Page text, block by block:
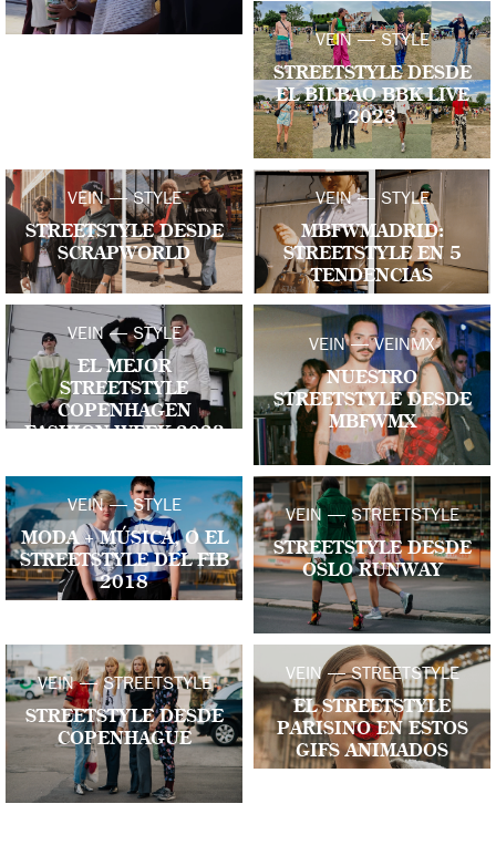
VEIN — STYLE
STREETSTYLE DESDE
EL BILBAO BBK LIVE
2023
VEIN — STYLE
STREETSTYLE DESDE
SCRAPWORLD
VEIN — STYLE
MBFWMADRID:
STREETSTYLE EN 5
TENDENCIAS
VEIN — STYLE
EL MEJOR
STREETSTYLE
COPENHAGEN
FASHION WEEK 2023
VEIN — VEINMX
NUESTRO
STREETSTYLE DESDE
MBFWMX
VEIN — STYLE
MODA + MÚSICA, O EL
STREETSTYLE DEL FIB
2018
VEIN — STREETSTYLE
STREETSTYLE DESDE
OSLO RUNWAY
VEIN — STREETSTYLE
STREETSTYLE DESDE
COPENHAGUE
VEIN — STREETSTYLE
EL STREETSTYLE
PARISINO EN ESTOS
GIFS ANIMADOS